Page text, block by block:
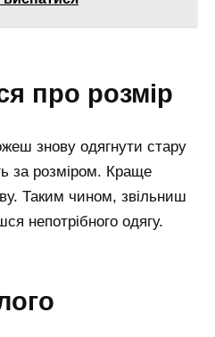
про розмір
знову одягнути стару
за розміром. Краще
Таким чином, звільниш
непотрібного одягу.